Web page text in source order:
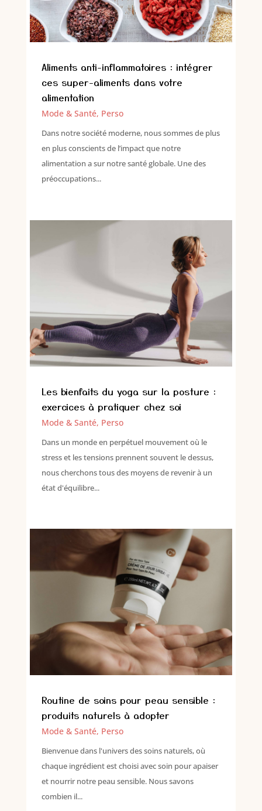
Aliments anti-inflammatoires : intégrer
ces super-aliments dans votre
alimentation
Mode & Santé, Perso
Dans notre société moderne, nous sommes de plus
en plus conscients de l’impact que notre
alimentation a sur notre santé globale. Une des
préoccupations...
Les bienfaits du yoga sur la posture :
exercices à pratiquer chez soi
Mode & Santé, Perso
Dans un monde en perpétuel mouvement où le
stress et les tensions prennent souvent le dessus,
nous cherchons tous des moyens de revenir à un
état d'équilibre...
Routine de soins pour peau sensible :
produits naturels à adopter
Mode & Santé, Perso
Bienvenue dans l'univers des soins naturels, où
chaque ingrédient est choisi avec soin pour apaiser
et nourrir notre peau sensible. Nous savons
combien il...